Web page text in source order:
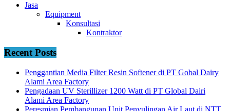
Jasa
Equipment
Konsultasi
Kontraktor
Recent Posts
Penggantian Media Filter Resin Softener di PT Gobal Dairy
Alami Area Factory
Pengadaan UV Sterillizer 1200 Watt di PT Global Dairi
Alami Area Factory
Peresmian Pembangunan Unit Penyulingan Air Laut di NTT